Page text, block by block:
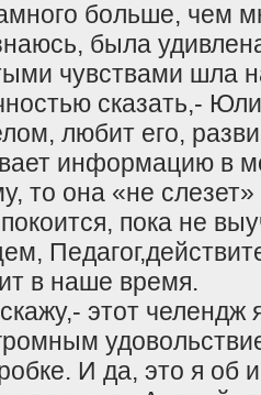
больше, чем
была
чувствами шла
сказать,-
любит его,
информацию в
то она «не
пока не
в наше время.
этот
И да, это я об